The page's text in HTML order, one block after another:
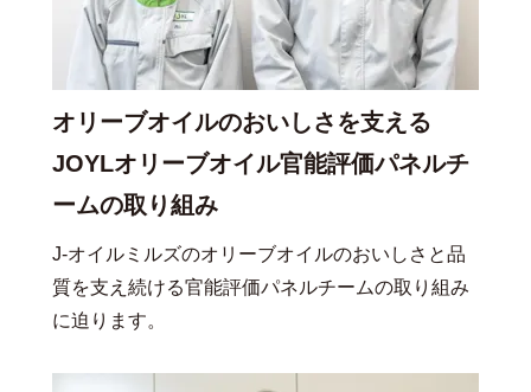
オリーブオイルのおいしさを支える
JOYLオリーブオイル官能評価パネルチ
ームの取り組み
J-オイルミルズのオリーブオイルのおいしさと品
質を支え続ける官能評価パネルチームの取り組み
に迫ります。